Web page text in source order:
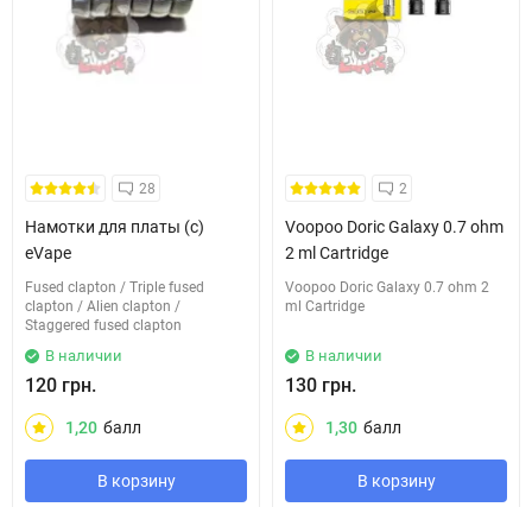
28
Намотки для платы (c)
eVape
​Fused clapton​ / Triple fused
clapton / ​​Alien clapton​ / ​​
Staggered fused clapton
В наличии
120 грн.
1,20 балл
В корзину
2
Voopoo Doric Galaxy 0.7 ohm
2 ml Cartridge
Voopoo Doric Galaxy 0.7 ohm 2
ml Cartridge
В наличии
130 грн.
1,30 балл
В корзину